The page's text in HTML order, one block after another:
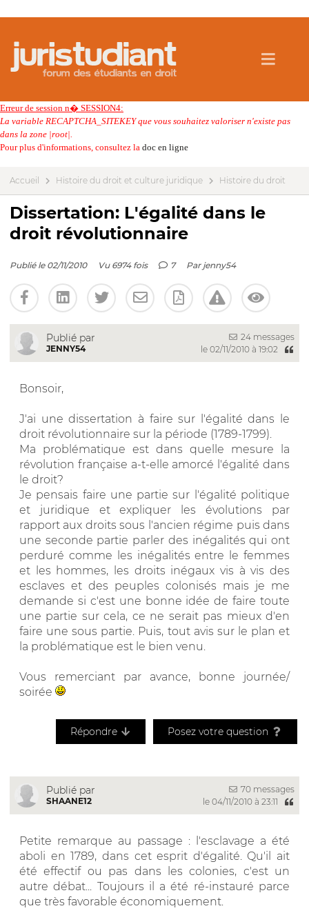
Erreur de session n� SESSION4:
La variable RECAPTCHA_SITEKEY que vous souhaitez valoriser n'existe pas
dans la zone |root|.
Pour plus d'informations, consultez la doc en ligne
Accueil Histoire du droit et culture juridique Histoire du droit
Dissertation: L'égalité dans le
droit révolutionnaire
Publié le 02/11/2010 Vu 6974 fois 7 Par jenny54
Publié par
JENNY54
24 messages
le 02/11/2010 à 19:02
Bonsoir,
J'ai une dissertation à faire sur l'égalité dans le
droit révolutionnaire sur la période (1789-1799).
Ma problématique est dans quelle mesure la
révolution française a-t-elle amorcé l'égalité dans
le droit?
Je pensais faire une partie sur l'égalité politique
et juridique et expliquer les évolutions par
rapport aux droits sous l'ancien régime puis dans
une seconde partie parler des inégalités qui ont
perduré comme les inégalités entre le femmes
et les hommes, les droits inégaux vis à vis des
esclaves et des peuples colonisés mais je me
demande si c'est une bonne idée de faire toute
une partie sur cela, ce ne serait pas mieux d'en
faire une sous partie. Puis, tout avis sur le plan et
la problématique est le bien venu.
Vous remerciant par avance, bonne journée/
soirée
Répondre Posez votre question
Publié par
SHAANE12
70 messages
le 04/11/2010 à 23:11
Petite remarque au passage : l'esclavage a été
aboli en 1789, dans cet esprit d'égalité. Qu'il ait
été effectif ou pas dans les colonies, c'est un
autre débat... Toujours il a été ré-instauré parce
que très favorable économiquement.